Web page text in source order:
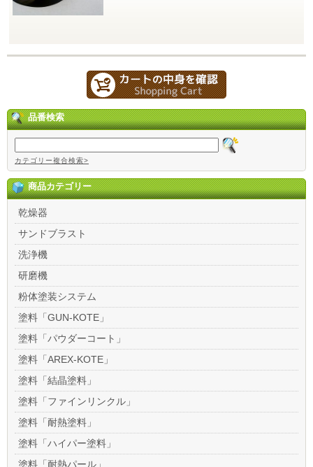
品番検索
カテゴリー複合検索>
商品カテゴリー
乾燥器
サンドブラスト
洗浄機
研磨機
粉体塗装システム
塗料「GUN-KOTE」
塗料「パウダーコート」
塗料「AREX-KOTE」
塗料「結晶塗料」
塗料「ファインリンクル」
塗料「耐熱塗料」
塗料「ハイパー塗料」
塗料「耐熱パール」